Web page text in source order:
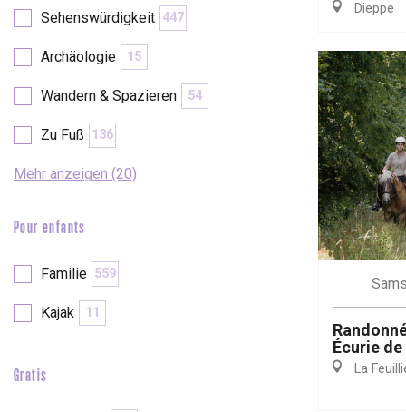
Sehenswürdigkeit 447
Archäologie 15
Wandern & Spazieren 54
Zu Fuß 136
Mehr anzeigen (20)
Pour enfants
Familie 559
Kajak 11
Gratis
Dieppe
Écurie
La